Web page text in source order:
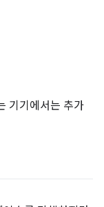
기기에서는 추가